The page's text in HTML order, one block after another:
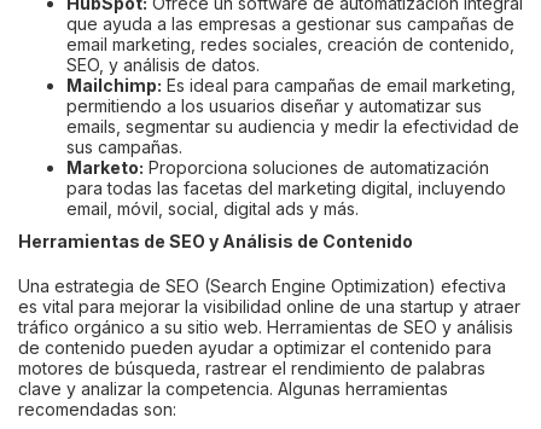
que ayuda a las empresas a gestionar sus campañas de
email marketing, redes sociales, creación de contenido,
SEO, y análisis de datos.
Mailchimp: Es ideal para campañas de email marketing,
permitiendo a los usuarios diseñar y automatizar sus
emails, segmentar su audiencia y medir la efectividad de
sus campañas.
Marketo: Proporciona soluciones de automatización
para todas las facetas del marketing digital, incluyendo
email, móvil, social, digital ads y más.
Herramientas de SEO y Análisis de Contenido
Una estrategia de SEO (Search Engine Optimization) efectiva
es vital para mejorar la visibilidad online de una startup y atraer
tráfico orgánico a su sitio web. Herramientas de SEO y análisis
de contenido pueden ayudar a optimizar el contenido para
motores de búsqueda, rastrear el rendimiento de palabras
clave y analizar la competencia. Algunas herramientas
recomendadas son: